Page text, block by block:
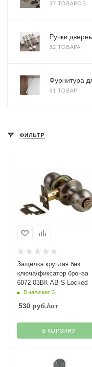
37 ТОВАРОВ
Ручки
32 ТОВАРА
Фурнитура
51 ТОВАР
ФИЛЬТР
Защелка круглая без
ключа/фиксатор бронза
6072-03ВК АВ S-Locked
В наличии: 3
530 руб./шт
В КОРЗИНУ